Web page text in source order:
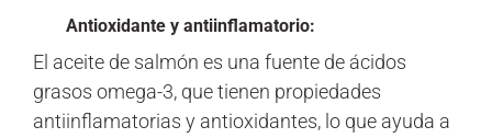
Antioxidante y antiinflamatorio:
El aceite de salmón es una fuente de ácidos
grasos omega-3, que tienen propiedades
antiinflamatorias y antioxidantes, lo que ayuda a